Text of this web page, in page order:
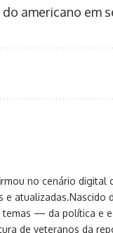
americano em
no cenário
atualizadas.Nascido
— da política e
de veteranos da